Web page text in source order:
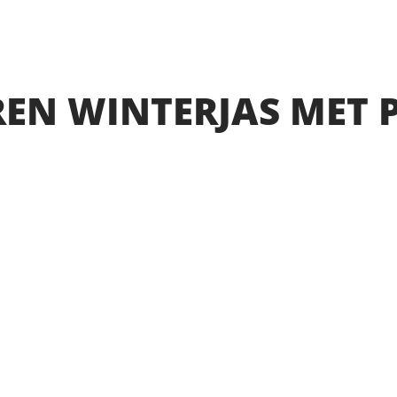
WINTERJAS MET